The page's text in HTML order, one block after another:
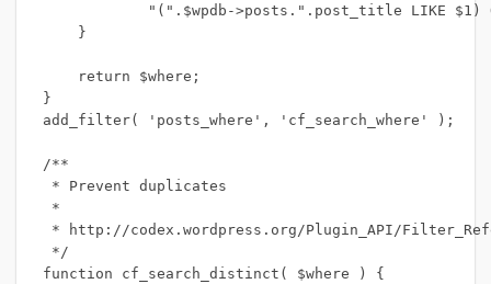
"(".$wpdb->posts.".post_title LIKE
    }
    return $where;
}
add_filter( 'posts_where', 'cf_search_where' );
/**
* Prevent duplicates
*
* http://codex.wordpress.org/Plugin_API/
*/
function cf_search_distinct( $where ) {